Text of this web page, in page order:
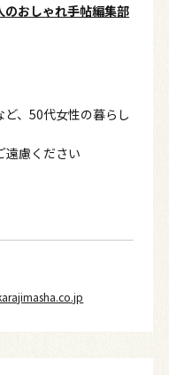
のおしゃれ手帖編集部
、50代女性の暮らし
慮ください